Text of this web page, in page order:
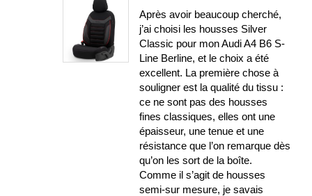
Après avoir beaucoup cherché,
j’ai choisi les housses Silver
Classic pour mon Audi A4 B6 S-
Line Berline, et le choix a été
excellent. La première chose à
souligner est la qualité du tissu :
ce ne sont pas des housses
fines classiques, elles ont une
épaisseur, une tenue et une
résistance que l’on remarque dès
qu’on les sort de la boîte.
Comme il s’agit de housses
semi-sur mesure, je savais